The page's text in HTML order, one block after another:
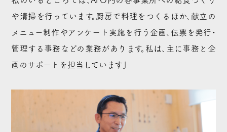
や清掃を行っています。厨房で料理をつくるほか、献立の
メニュー制作やアンケート実施を行う企画、伝票を発行・
管理する事務などの業務があります。私は、主に事務と企
画のサポートを担当しています」